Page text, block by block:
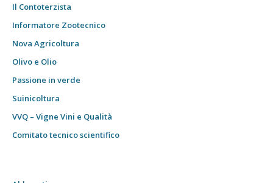
Il Contoterzista
Informatore Zootecnico
Nova Agricoltura
Olivo e Olio
Passione in verde
Suinicoltura
VVQ – Vigne Vini e Qualità
Comitato tecnico scientifico